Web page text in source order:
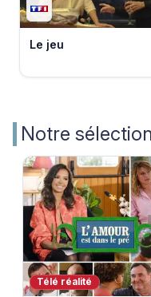
Le jeu
Notre
Télé réalité